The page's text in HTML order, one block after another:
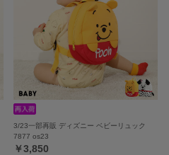
3/23一部再販 ディズニー ベビーリュック
7877 os23
￥3,850